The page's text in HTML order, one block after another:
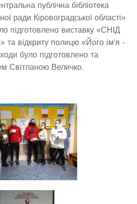
публічна бібліотека
ради Кіровоградської області»
підготовлено виставку «СНІД
та відкриту полицю «Його ім'я -
було підготовлено та
Світланою Величко.